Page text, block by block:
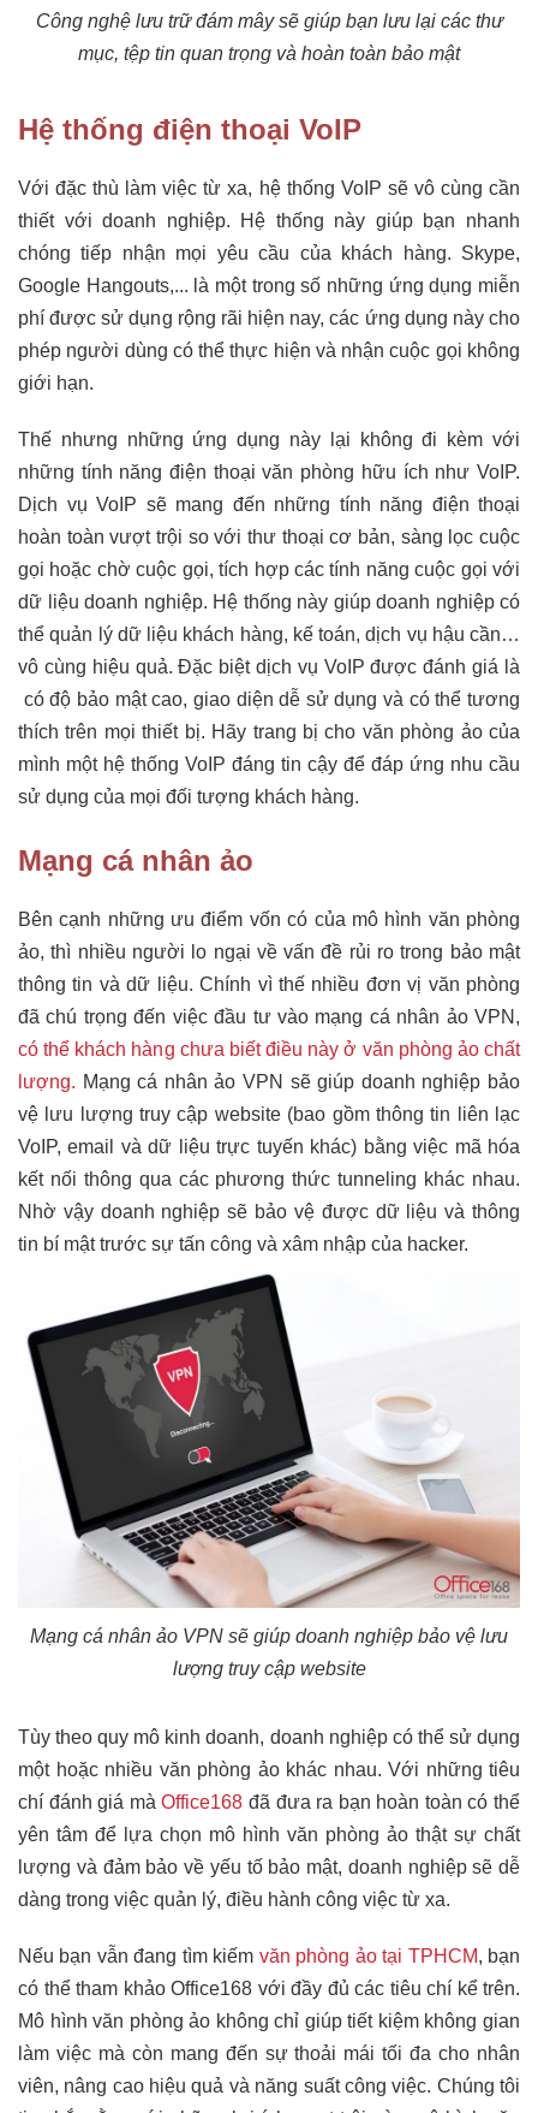
Công nghệ lưu trữ đám mây sẽ giúp bạn lưu lại các thư
mục, tệp tin quan trọng và hoàn toàn bảo mật
Hệ thống điện thoại VoIP
Với đặc thù làm việc từ xa, hệ thống VoIP sẽ vô cùng cần
thiết với doanh nghiệp. Hệ thống này giúp bạn nhanh
chóng tiếp nhận mọi yêu cầu của khách hàng. Skype,
Google Hangouts,... là một trong số những ứng dụng miễn
phí được sử dụng rộng rãi hiện nay, các ứng dụng này cho
phép người dùng có thể thực hiện và nhận cuộc gọi không
giới hạn.
Thế nhưng những ứng dụng này lại không đi kèm với
những tính năng điện thoại văn phòng hữu ích như VoIP.
Dịch vụ VoIP sẽ mang đến những tính năng điện thoại
hoàn toàn vượt trội so với thư thoại cơ bản, sàng lọc cuộc
gọi hoặc chờ cuộc gọi, tích hợp các tính năng cuộc gọi với
dữ liệu doanh nghiệp. Hệ thống này giúp doanh nghiệp có
thể quản lý dữ liệu khách hàng, kế toán, dịch vụ hậu cần…
vô cùng hiệu quả. Đặc biệt dịch vụ VoIP được đánh giá là
có độ bảo mật cao, giao diện dễ sử dụng và có thể tương
thích trên mọi thiết bị. Hãy trang bị cho văn phòng ảo của
mình một hệ thống VoIP đáng tin cậy để đáp ứng nhu cầu
sử dụng của mọi đối tượng khách hàng.
Mạng cá nhân ảo
Bên cạnh những ưu điểm vốn có của mô hình văn phòng
ảo, thì nhiều người lo ngại về vấn đề rủi ro trong bảo mật
thông tin và dữ liệu. Chính vì thế nhiều đơn vị văn phòng
đã chú trọng đến việc đầu tư vào mạng cá nhân ảo VPN,
có thể khách hàng chưa biết điều này ở văn phòng ảo chất
lượng. Mạng cá nhân ảo VPN sẽ giúp doanh nghiệp bảo
vệ lưu lượng truy cập website (bao gồm thông tin liên lạc
VoIP, email và dữ liệu trực tuyến khác) bằng việc mã hóa
kết nối thông qua các phương thức tunneling khác nhau.
Nhờ vậy doanh nghiệp sẽ bảo vệ được dữ liệu và thông
tin bí mật trước sự tấn công và xâm nhập của hacker.
Mạng cá nhân ảo VPN sẽ giúp doanh nghiệp bảo vệ lưu
lượng truy cập website
Tùy theo quy mô kinh doanh, doanh nghiệp có thể sử dụng
một hoặc nhiều văn phòng ảo khác nhau. Với những tiêu
chí đánh giá màOffice168 đã đưa ra bạn hoàn toàn có thể
yên tâm để lựa chọn mô hình văn phòng ảo thật sự chất
lượng và đảm bảo về yếu tố bảo mật, doanh nghiệp sẽ dễ
dàng trong việc quản lý, điều hành công việc từ xa.
Nếu bạn vẫn đang tìm kiếm văn phòng ảo tại TPHCM, bạn
có thể tham khảo Office168 với đầy đủ các tiêu chí kể trên.
Mô hình văn phòng ảo không chỉ giúp tiết kiệm không gian
làm việc mà còn mang đến sự thoải mái tối đa cho nhân
viên, nâng cao hiệu quả và năng suất công việc. Chúng tôi